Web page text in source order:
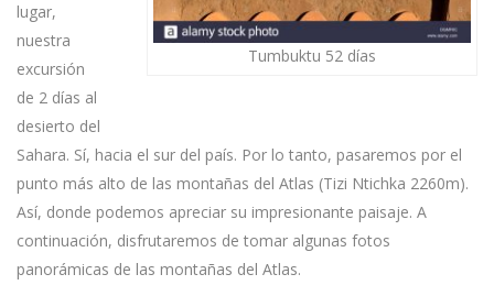
Tumbuktu 52 días
lugar,
nuestra
excursión
de 2 días al
desierto del
Sahara. Sí, hacia el sur del país. Por lo tanto, pasaremos por el
punto más alto de las montañas del Atlas (Tizi Ntichka 2260m).
Así, donde podemos apreciar su impresionante paisaje. A
continuación, disfrutaremos de tomar algunas fotos
panorámicas de las montañas del Atlas.